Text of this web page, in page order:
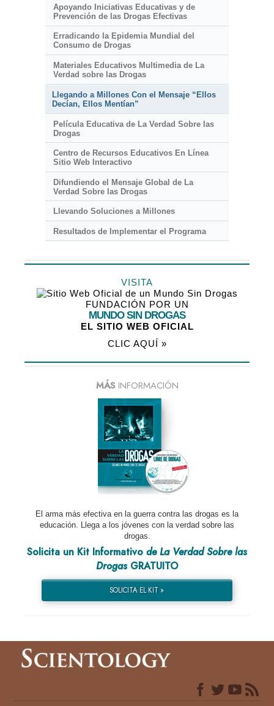
Apoyando Iniciativas Educativas y de
Prevención de las Drogas Efectivas
Erradicando la Epidemia Mundial del
Consumo de Drogas
Materiales Educativos Multimedia de La
Verdad sobre las Drogas
Llegando a Millones Con el Mensaje “Ellos
Decían, Ellos Mentían”
Película Educativa de La Verdad Sobre las
Drogas
Centro de Recursos Educativos En Línea
Sitio Web Interactivo
Difundiendo el Mensaje Global de La
Verdad Sobre las Drogas
Llevando Soluciones a Millones
Resultados de Implementar el Programa
VISITA
FUNDACIÓN POR UN
MUNDO SIN DROGAS
EL SITIO WEB OFICIAL
CLIC AQUÍ »
MÁSINFORMACIÓN
El arma más efectiva en la guerra contra las drogas es la
educación. Llega a los jóvenes con la verdad sobre las
drogas.
Solicita un Kit Informativo de La Verdad Sobre las
DrogasGRATUITO
SOLICITA EL KIT »